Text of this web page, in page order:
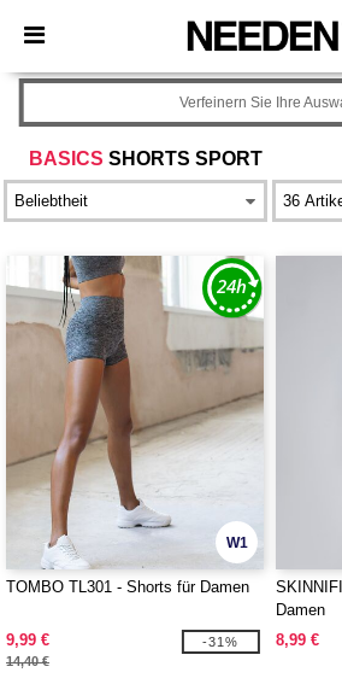
× Needen App
Bessere Preise in der App!
BASICS SHORTS SPORT
Verfeinern Sie Ihre
W1
TOMBO TL301 - Shorts für Damen
9,99 €
14,40 €
-31%
Damen
8,99 €